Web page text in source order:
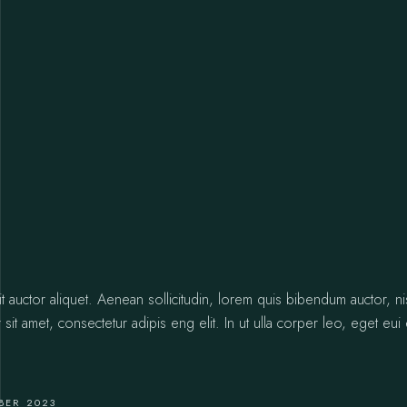
auctor aliquet. Aenean sollicitudin, lorem quis bibendum auctor,
sit amet, consectetur adipis eng elit. In ut ulla corper leo, eget
2023